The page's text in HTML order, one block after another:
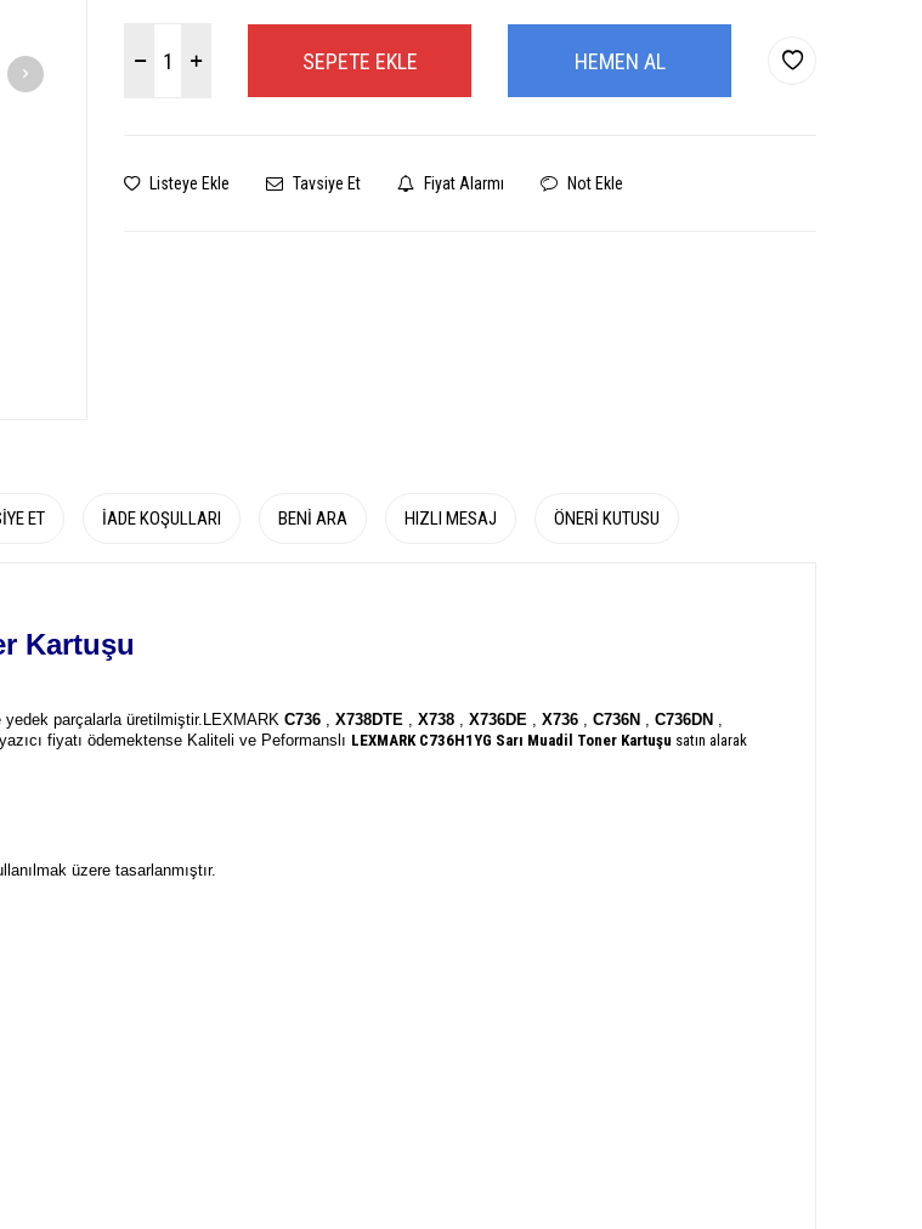
SEPETE EKLE HEMEN AL
Listeye Ekle Tavsiye Et Fiyat Alarmı Not Ekle
ET İADE KOŞULLARI BENI ARA HIZLI MESAJ ÖNERI KUTUSU
Kartuşu
parçalarla üretilmiştir. LEXMARK C736 , X738DTE , X738 , X736DE , X736 , C736N , C736DN ,
fiyatı ödemektense Kaliteli ve Peformanslı LEXMARK C736H1YG Sarı Muadil Toner Kartuşu satın alarak
üzere tasarlanmıştır.